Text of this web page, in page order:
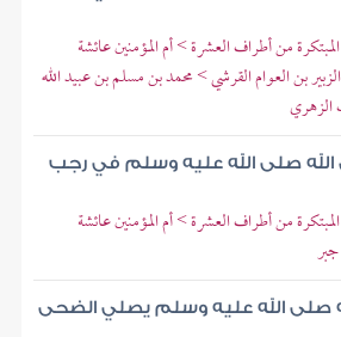
المبتكرة من أطراف العشرة > أم المؤمنين عائشة
بن العوام القرشي > محمد بن مسلم بن عبيد الله
الزهري
الله صلى الله عليه وسلم في رجب
المبتكرة من أطراف العشرة > أم المؤمنين عائشة
صلى الله عليه وسلم يصلي الضحى